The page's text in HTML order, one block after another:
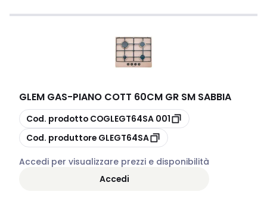
GLEM GAS-PIANO COTT 60CM GR SM SABBIA
copia
Cod. prodotto
COGLEGT64SA 001
copia
Cod. produttore GLEGT64SA
Accedi per visualizzare prezzi e disponibilità
Accedi